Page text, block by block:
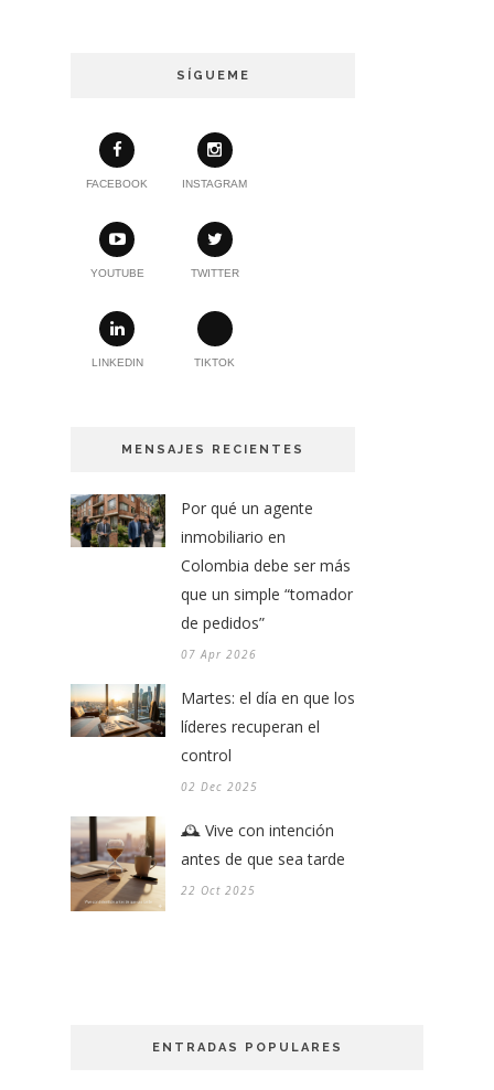
SÍGUEME
FACEBOOK INSTAGRAM
YOUTUBE TWITTER
LINKEDIN TIKTOK
MENSAJES RECIENTES
Por qué un agente
inmobiliario en
Colombia debe ser más
que un simple “tomador
de pedidos”
07 Apr 2026
Martes: el día en que los
líderes recuperan el
control
02 Dec 2025
🕰️ Vive con intención
antes de que sea tarde
22 Oct 2025
ENTRADAS POPULARES